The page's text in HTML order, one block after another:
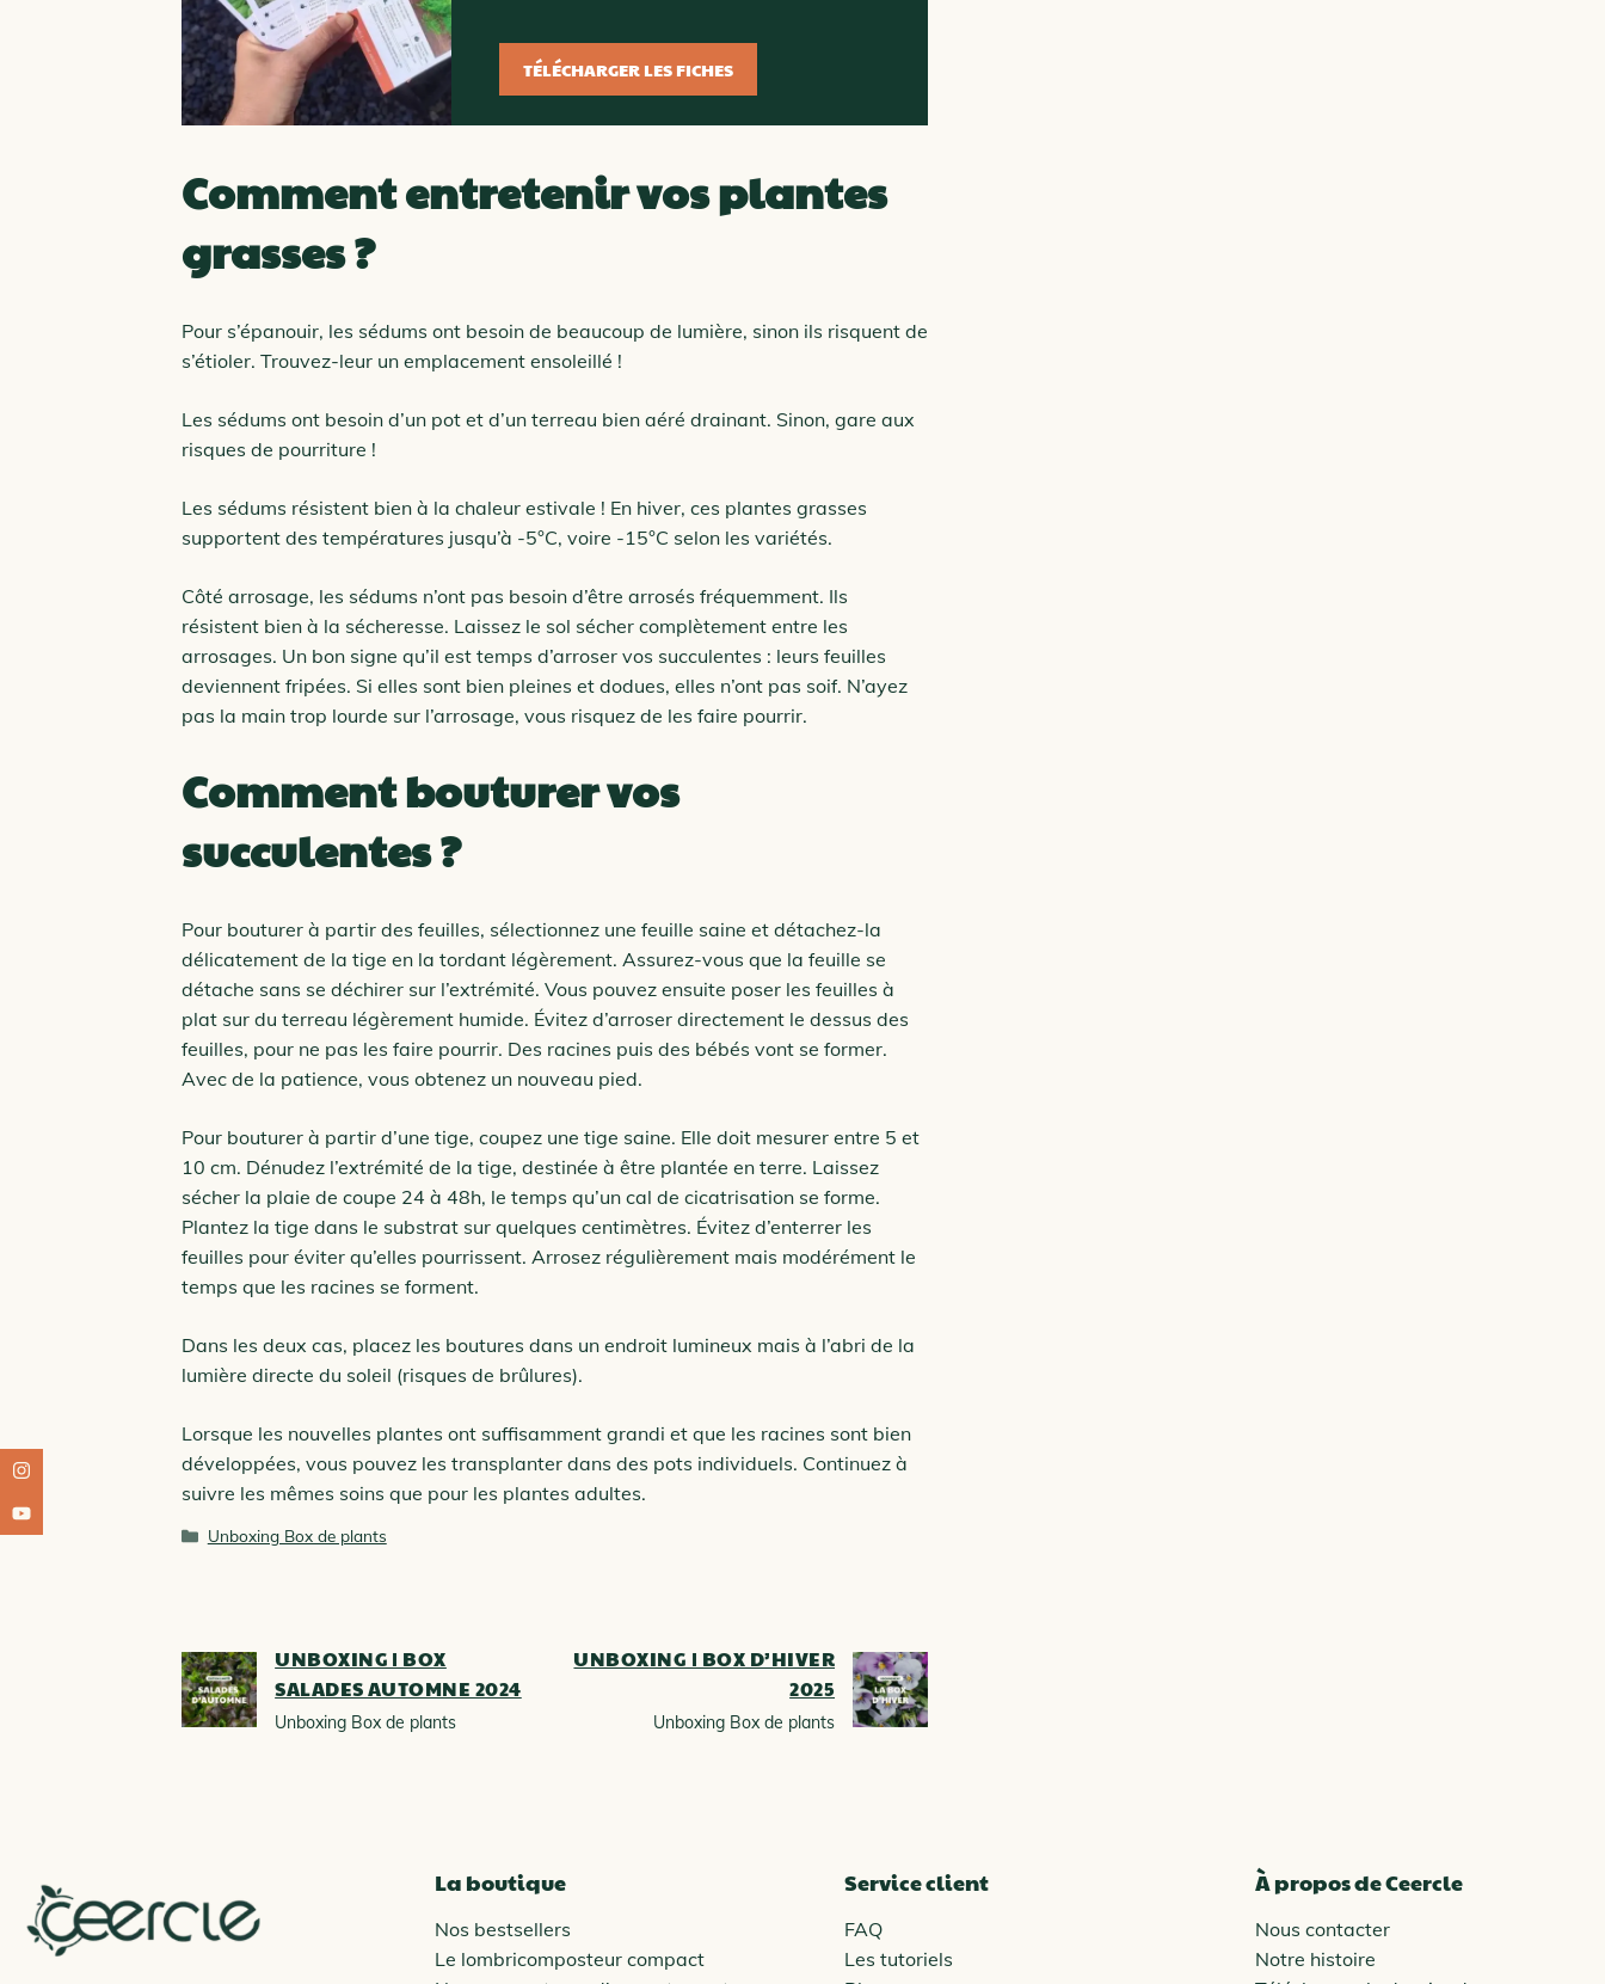
TÉLÉCHARGER LES FICHES
Comment entretenir vos plantes
grasses ?
Pour s’épanouir, les sédums ont besoin de beaucoup de lumière, sinon ils risquent de
s’étioler. Trouvez-leur un emplacement ensoleillé !
Les sédums ont besoin d’un pot et d’un terreau bien aéré drainant. Sinon, gare aux
risques de pourriture !
Les sédums résistent bien à la chaleur estivale ! En hiver, ces plantes grasses
supportent des températures jusqu’à -5°C, voire -15°C selon les variétés.
Côté arrosage, les sédums n’ont pas besoin d’être arrosés fréquemment. Ils
résistent bien à la sécheresse. Laissez le sol sécher complètement entre les
arrosages. Un bon signe qu’il est temps d’arroser vos succulentes : leurs feuilles
deviennent fripées. Si elles sont bien pleines et dodues, elles n’ont pas soif. N’ayez
pas la main trop lourde sur l’arrosage, vous risquez de les faire pourrir.
Comment bouturer vos
succulentes ?
Pour bouturer à partir des feuilles, sélectionnez une feuille saine et détachez-la
délicatement de la tige en la tordant légèrement. Assurez-vous que la feuille se
détache sans se déchirer sur l’extrémité. Vous pouvez ensuite poser les feuilles à
plat sur du terreau légèrement humide. Évitez d’arroser directement le dessus des
feuilles, pour ne pas les faire pourrir. Des racines puis des bébés vont se former.
Avec de la patience, vous obtenez un nouveau pied.
Pour bouturer à partir d’une tige, coupez une tige saine. Elle doit mesurer entre 5 et
10 cm. Dénudez l’extrémité de la tige, destinée à être plantée en terre. Laissez
sécher la plaie de coupe 24 à 48h, le temps qu’un cal de cicatrisation se forme.
Plantez la tige dans le substrat sur quelques centimètres. Évitez d’enterrer les
feuilles pour éviter qu’elles pourrissent. Arrosez régulièrement mais modérément le
temps que les racines se forment.
Dans les deux cas, placez les boutures dans un endroit lumineux mais à l’abri de la
lumière directe du soleil (risques de brûlures).
Lorsque les nouvelles plantes ont suffisamment grandi et que les racines sont bien
développées, vous pouvez les transplanter dans des pots individuels. Continuez à
suivre les mêmes soins que pour les plantes adultes.
Catégories
Unboxing Box de plants
UNBOXING | BOX
SALADES AUTOMNE 2024
Unboxing Box de plants
UNBOXING | BOX D’HIVER
2025
Unboxing Box de plants
La boutique
Nos bestsellers
Le lombricomposteur compact
Service client
FAQ
Les tutoriels
À propos de Ceercle
Nous contacter
Notre histoire